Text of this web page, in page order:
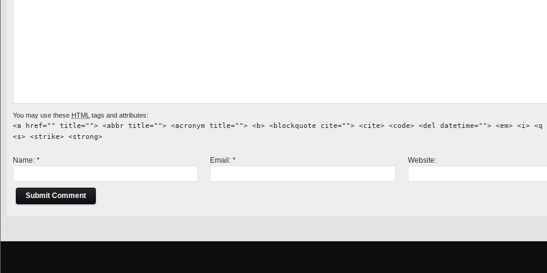
You may use these HTML tags and attributes:
<a href="" title=""> <abbr title=""> <acronym title=""> <b> <blockquote cite=""> <cite> <code> <del datetime=""> <em> <i>
<s> <strike> <strong>
Name: * Email:* Website: